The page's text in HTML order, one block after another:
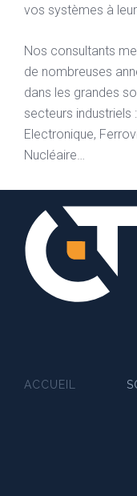
vos systèmes à
Nos consultants
de nombreuses
dans les grandes
secteurs industriels
Electronique,
Nucléaire…
ACCUEIL